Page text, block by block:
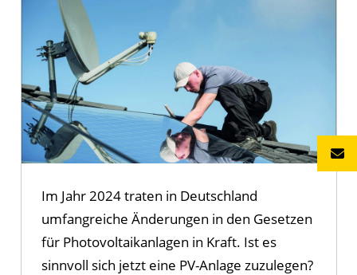
Im Jahr 2024 traten in Deutschland
umfangreiche Änderungen in den Gesetzen
für Photovoltaikanlagen in Kraft. Ist es
sinnvoll sich jetzt eine PV-Anlage zuzulegen?